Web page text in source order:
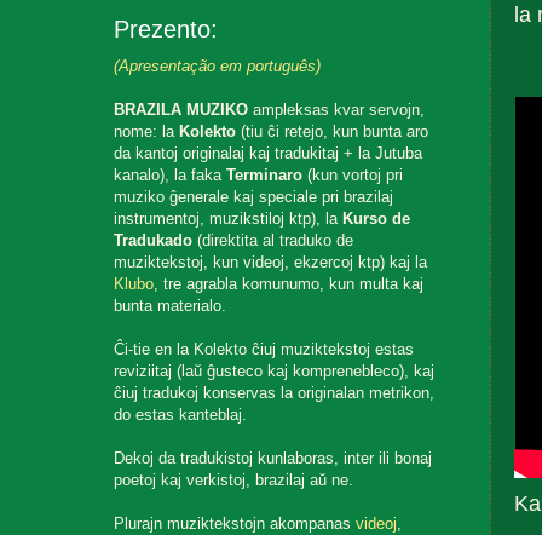
la
Prezento:
(Apresentação em português)
BRAZILA MUZIKO ampleksas kvar servojn,
nome: la Kolekto (tiu ĉi retejo, kun bunta aro
da kantoj originalaj kaj tradukitaj + la Jutuba
kanalo), la fakaTerminaro (kun vortoj pri
muziko ĝenerale kaj speciale pri brazilaj
instrumentoj, muzikstiloj ktp), la Kurso de
Tradukado (direktita al traduko de
muziktekstoj, kun videoj, ekzercoj ktp) kaj la
Klubo, tre agrabla komunumo, kun multa kaj
bunta materialo.
Ĉi-tie en la Kolekto ĉiuj muziktekstoj estas
reviziitaj (laŭ ĝusteco kaj komprenebleco), kaj
ĉiuj tradukoj konservas la originalan metrikon,
do estas kanteblaj.
Dekoj da tradukistoj kunlaboras, inter ili bonaj
poetoj kaj verkistoj, brazilaj aŭ ne.
Plurajn muziktekstojn akompanasvideoj,